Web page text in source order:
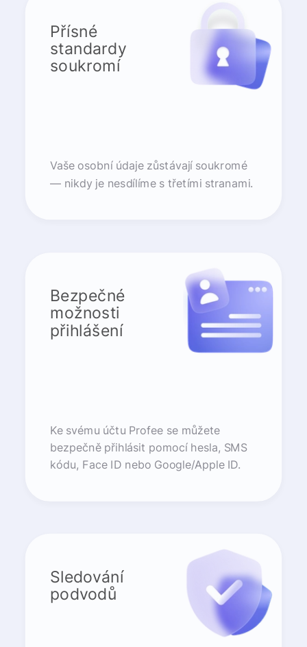
Přísné
standardy
soukromí
Vaše osobní údaje zůstávají soukromé
— nikdy je nesdílíme s třetími stranami.
Bezpečné
možnosti
přihlášení
Ke svému účtu Profee se můžete
bezpečně přihlásit pomocí hesla, SMS
kódu, Face ID nebo Google/Apple ID.
Sledování
podvodů